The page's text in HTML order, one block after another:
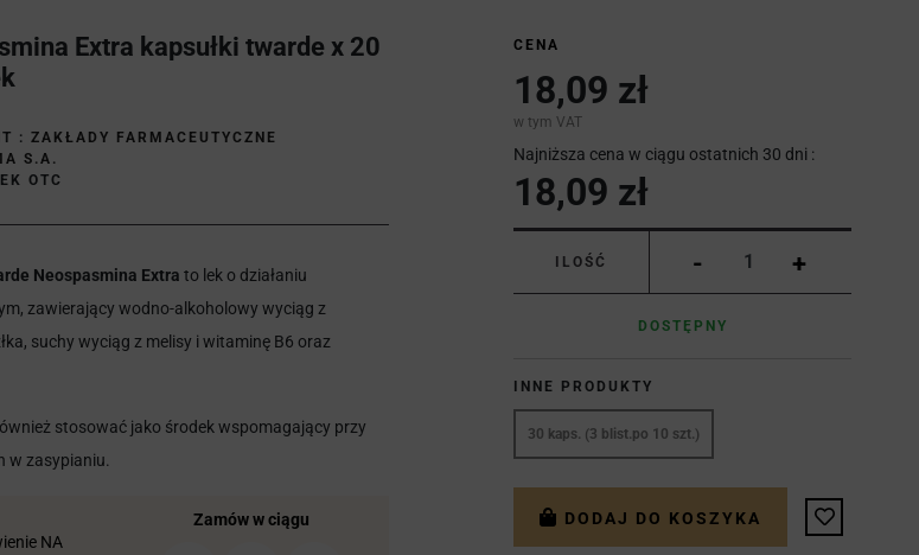
Extra kapsułki twarde x 20
: ZAKŁADY FARMACEUTYCZNE
S.A.
OTC
Neospasmina Extra to lek o działaniu
zawierający wodno-alkoholowy wyciąg z
suchy wyciąg z melisy i witaminę B6 oraz
stosować jako środek wspomagający przy
w zasypianiu.
NA
Zamów w ciągu
CENA
18,09 zł
w tym VAT
Najniższa cena w ciągu ostatnich 30 dni :
18,09 zł
ILOŚĆ - +
DOSTĘPNY
INNE PRODUKTY
30 kaps. (3 blist.po 10 szt.)
DODAJ DO KOSZYKA